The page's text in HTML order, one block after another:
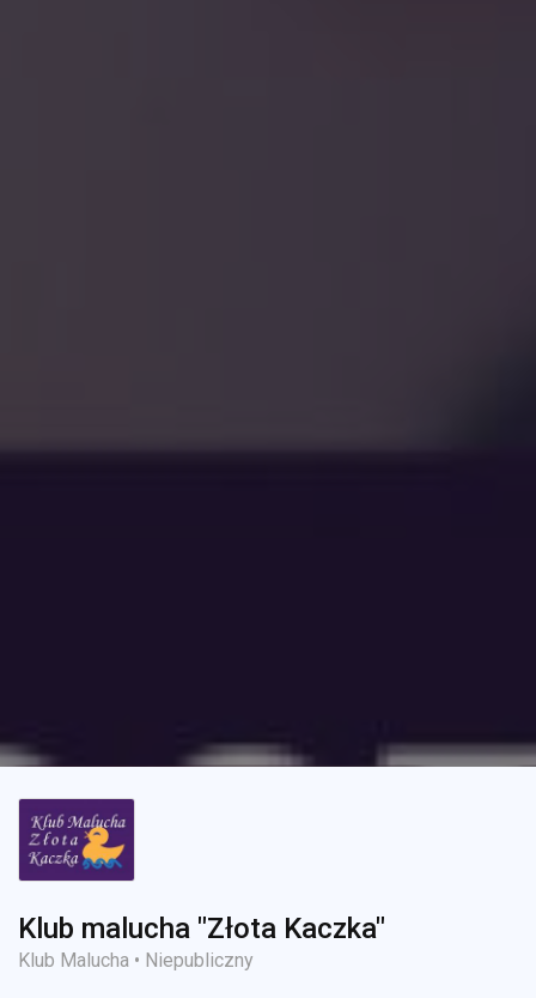
Klub malucha "Złota Kaczka"
Klub Malucha • Niepubliczny